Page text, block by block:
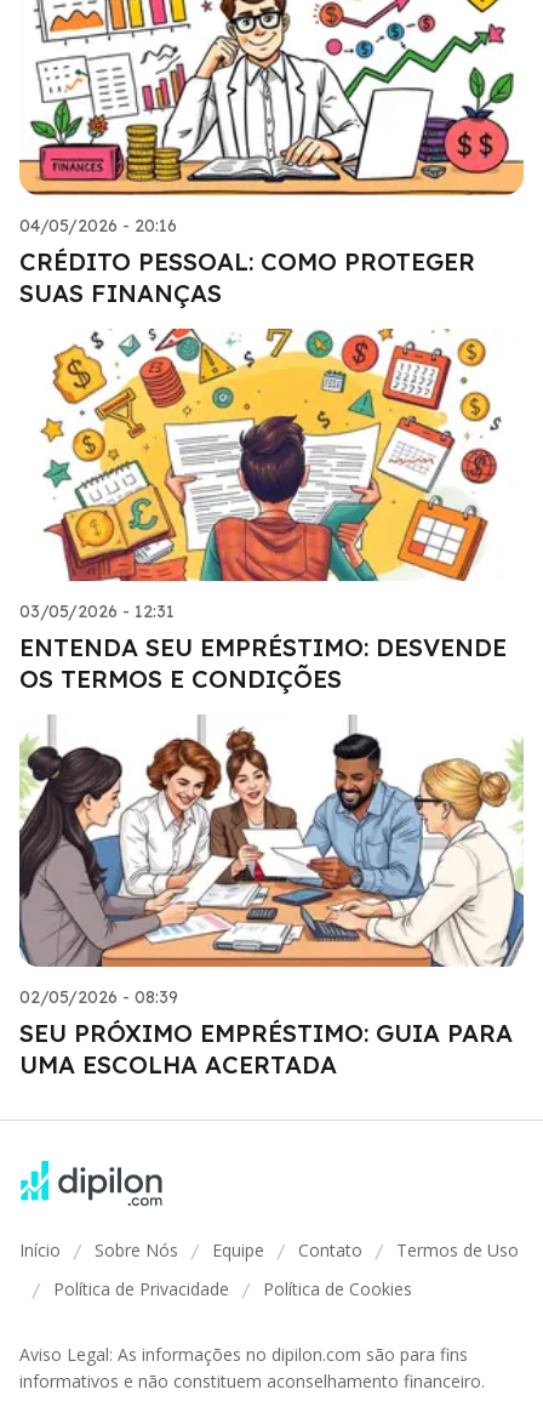
04/05/2026 - 20:16
CRÉDITO PESSOAL: COMO PROTEGER
SUAS FINANÇAS
03/05/2026 - 12:31
ENTENDA SEU EMPRÉSTIMO: DESVENDE
OS TERMOS E CONDIÇÕES
02/05/2026 - 08:39
SEU PRÓXIMO EMPRÉSTIMO: GUIA PARA
UMA ESCOLHA ACERTADA
Início / Sobre Nós / Equipe / Contato / Termos de Uso
/ Política de Privacidade / Política de Cookies
Aviso Legal: As informações no dipilon.com são para fins
informativos e não constituem aconselhamento financeiro.